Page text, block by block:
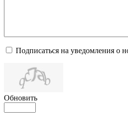
Подписаться на уведомления о
Обновить